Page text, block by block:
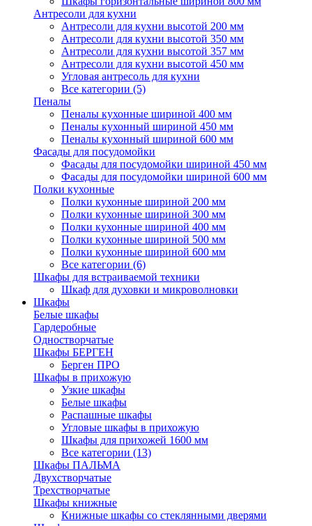
Антресоли для кухни
Антресоли для кухни высотой 200 мм
Антресоли для кухни высотой 350 мм
Антресоли для кухни высотой 357 мм
Антресоли для кухни высотой 450 мм
Угловая антресоль для кухни
Все категории (5)
Пеналы
Пеналы кухонные шириной 400 мм
Пеналы кухонный шириной 450 мм
Пеналы кухонный шириной 600 мм
Фасады для посудомойки
Фасады для посудомойки шириной 450 мм
Фасады для посудомойки шириной 600 мм
Полки кухонные
Полки кухонные шириной 200 мм
Полки кухонные шириной 300 мм
Полки кухонные шириной 400 мм
Полки кухонные шириной 500 мм
Полки кухонные шириной 600 мм
Все категории (6)
Шкафы для встраиваемой техники
Шкаф для духовки и микроволновки
Шкафы
Белые шкафы
Гардеробные
Одностворчатые
Шкафы БЕРГЕН
Берген ПРО
Шкафы в прихожую
Узкие шкафы
Белые шкафы
Распашные шкафы
Угловые шкафы в прихожую
Шкафы для прихожей 1600 мм
Все категории (13)
Шкафы ПАЛЬМА
Двухстворчатые
Трехстворчатые
Шкафы книжные
Книжные шкафы со стеклянными дверями